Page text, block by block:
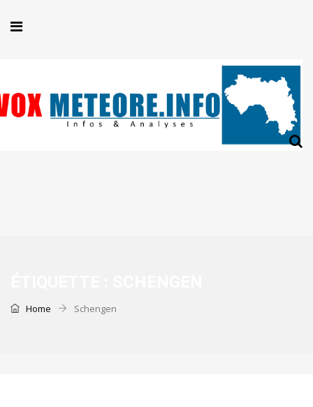
Home Schengen